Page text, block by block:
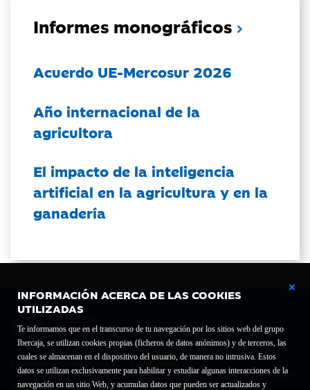
INFORMACIÓN ACERCA DE LAS COOKIES
UTILIZADAS
Te informamos que en el transcurso de tu navegación por los sitios web del grupo
Ibercaja, se utilizan cookies propias (ficheros de datos anónimos) y de terceros, las
cuales se almacenan en el dispositivo del usuario, de manera no intrusiva. Estos
datos se utilizan exclusivamente para habilitar y estudiar algunas interacciones de la
navegación en un sitio Web, y acumulan datos que pueden ser actualizados y
Informes monográficos
Acuerdo UE-Mercosur 2026
Año internacional de la
agricultora
El impacto de la inteligencia
artificial en la agricultura y en la
ganadería
Fundación Bancaria Ibercaja C.I.F. G-50000652.
Inscrita en el Registro de Fundaciones del Mº de Educación, Cultura y Deporte con el nº